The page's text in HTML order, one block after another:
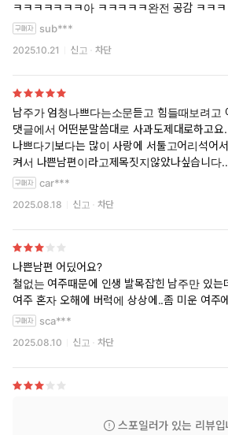
ㅋㅋㅋㅋㅋㅋㅋ아 ㅋㅋㅋㅋㅋ완전 공감 ㅋㅋ
sub***
2025.10.21 신고 차단
남주가 엄청나쁘다는소문듣고 힘들때보려고
댓글에서 어떤분말씀대로 사과도제대로하고요.
나쁘다기보다는 많이 사랑에 서툴고어리석어서 여주 몸고생마
켜서 나쁜남편이라고제목짓지않았나싶습니다.
저는 진짜 숨막히게 재밌었어요. 설정이 너무
헐~~하긴했는데 TT그리고 2살 아기가 너무
하몆미소지어지더라구요.시크작가하면뭐 씬
여주다들약간고구마고 올드한신파인것도 인정
작품이 잘맞나봐요.
보는거마다 다엄청재밌었어요. 안맞는작가님은
해서 노력해도 항상 읽덮히거든요! 어쨌든 최고
car***
2025.08.18 신고 차단
나쁜남편 어딨어요?
철없는 여주때문에 인생 발목잡힌 남주만 있는
여주 혼자 오해에 버럭에 상상에..좀 미운 여주
sca***
2025.08.10 신고 차단
스포일러가 있는 리뷰입